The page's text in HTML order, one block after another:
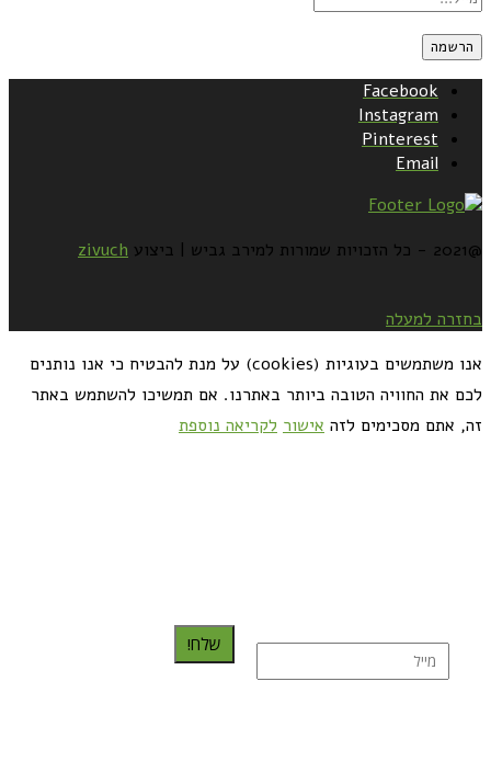
Facebook
Instagram
Pinterest
Email
@2021 - כל הזכויות שמורות למירב גביש | ביצוע zivuch
בחזרה למעלה
אנו משתמשים בעוגיות (cookies) על מנת להבטיח כי אנו נותנים
לכם את החוויה הטובה ביותר באתרנו. אם תמשיכו להשתמש באתר
זה, אתם מסכימים לזה אישור לקריאה נוספת
שלח!